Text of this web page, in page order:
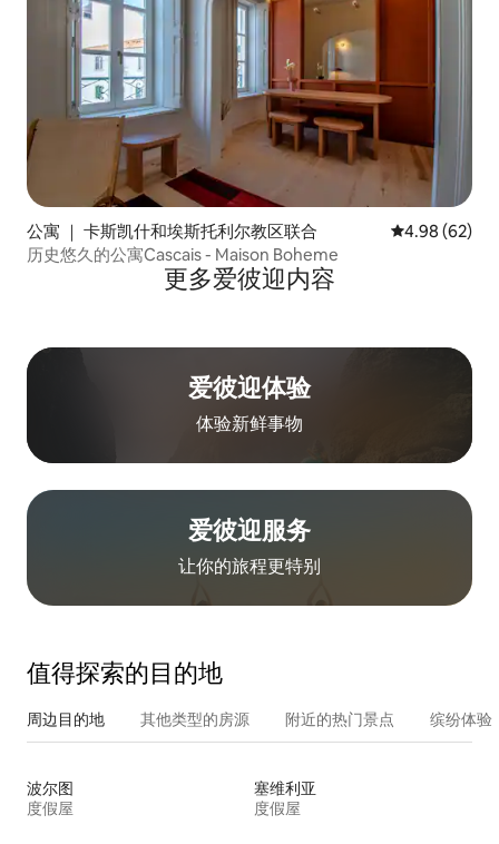
公寓 ｜ 卡斯凯什和埃斯托利尔教区联合 平均评分 4.98
4.98 (62)
历史悠久的公寓Cascais - Maison Boheme
更多爱彼迎内容
爱彼迎体验
体验新鲜事物
爱彼迎服务
让你的旅程更特别
值得探索的目的地
周边目的地 其他类型的房源 附近的热门景点 缤纷体验
波尔图
度假屋
塞维利亚
度假屋